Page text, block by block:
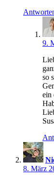
9.
so
ein
8. März